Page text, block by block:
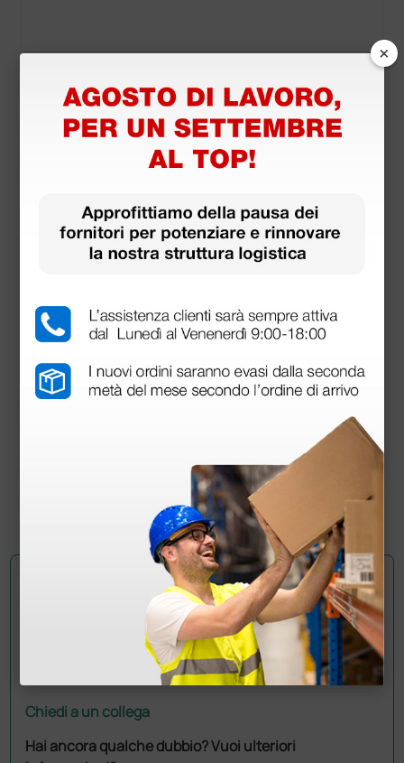
Chison ECO6 ecocolordoppler portatile - senza
7.320,00 €
Chiedi a un collega
Hai ancora qualche dubbio? Vuoi ulteriori
×